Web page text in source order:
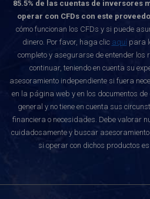
85.5% de las cuentas de inversores
operar con CFDs con este
cómo funcionan los CFDs y si puede
dinero. Por favor, haga clic aquípara
completo y asegurarse de entender los
continuar, teniendo en cuenta su
asesoramiento independiente si fuera
en la página web y en los documentos
general y no tiene en cuenta sus
financiera o necesidades. Debe valorar
cuidadosamente y buscar
si operar con dichos productos